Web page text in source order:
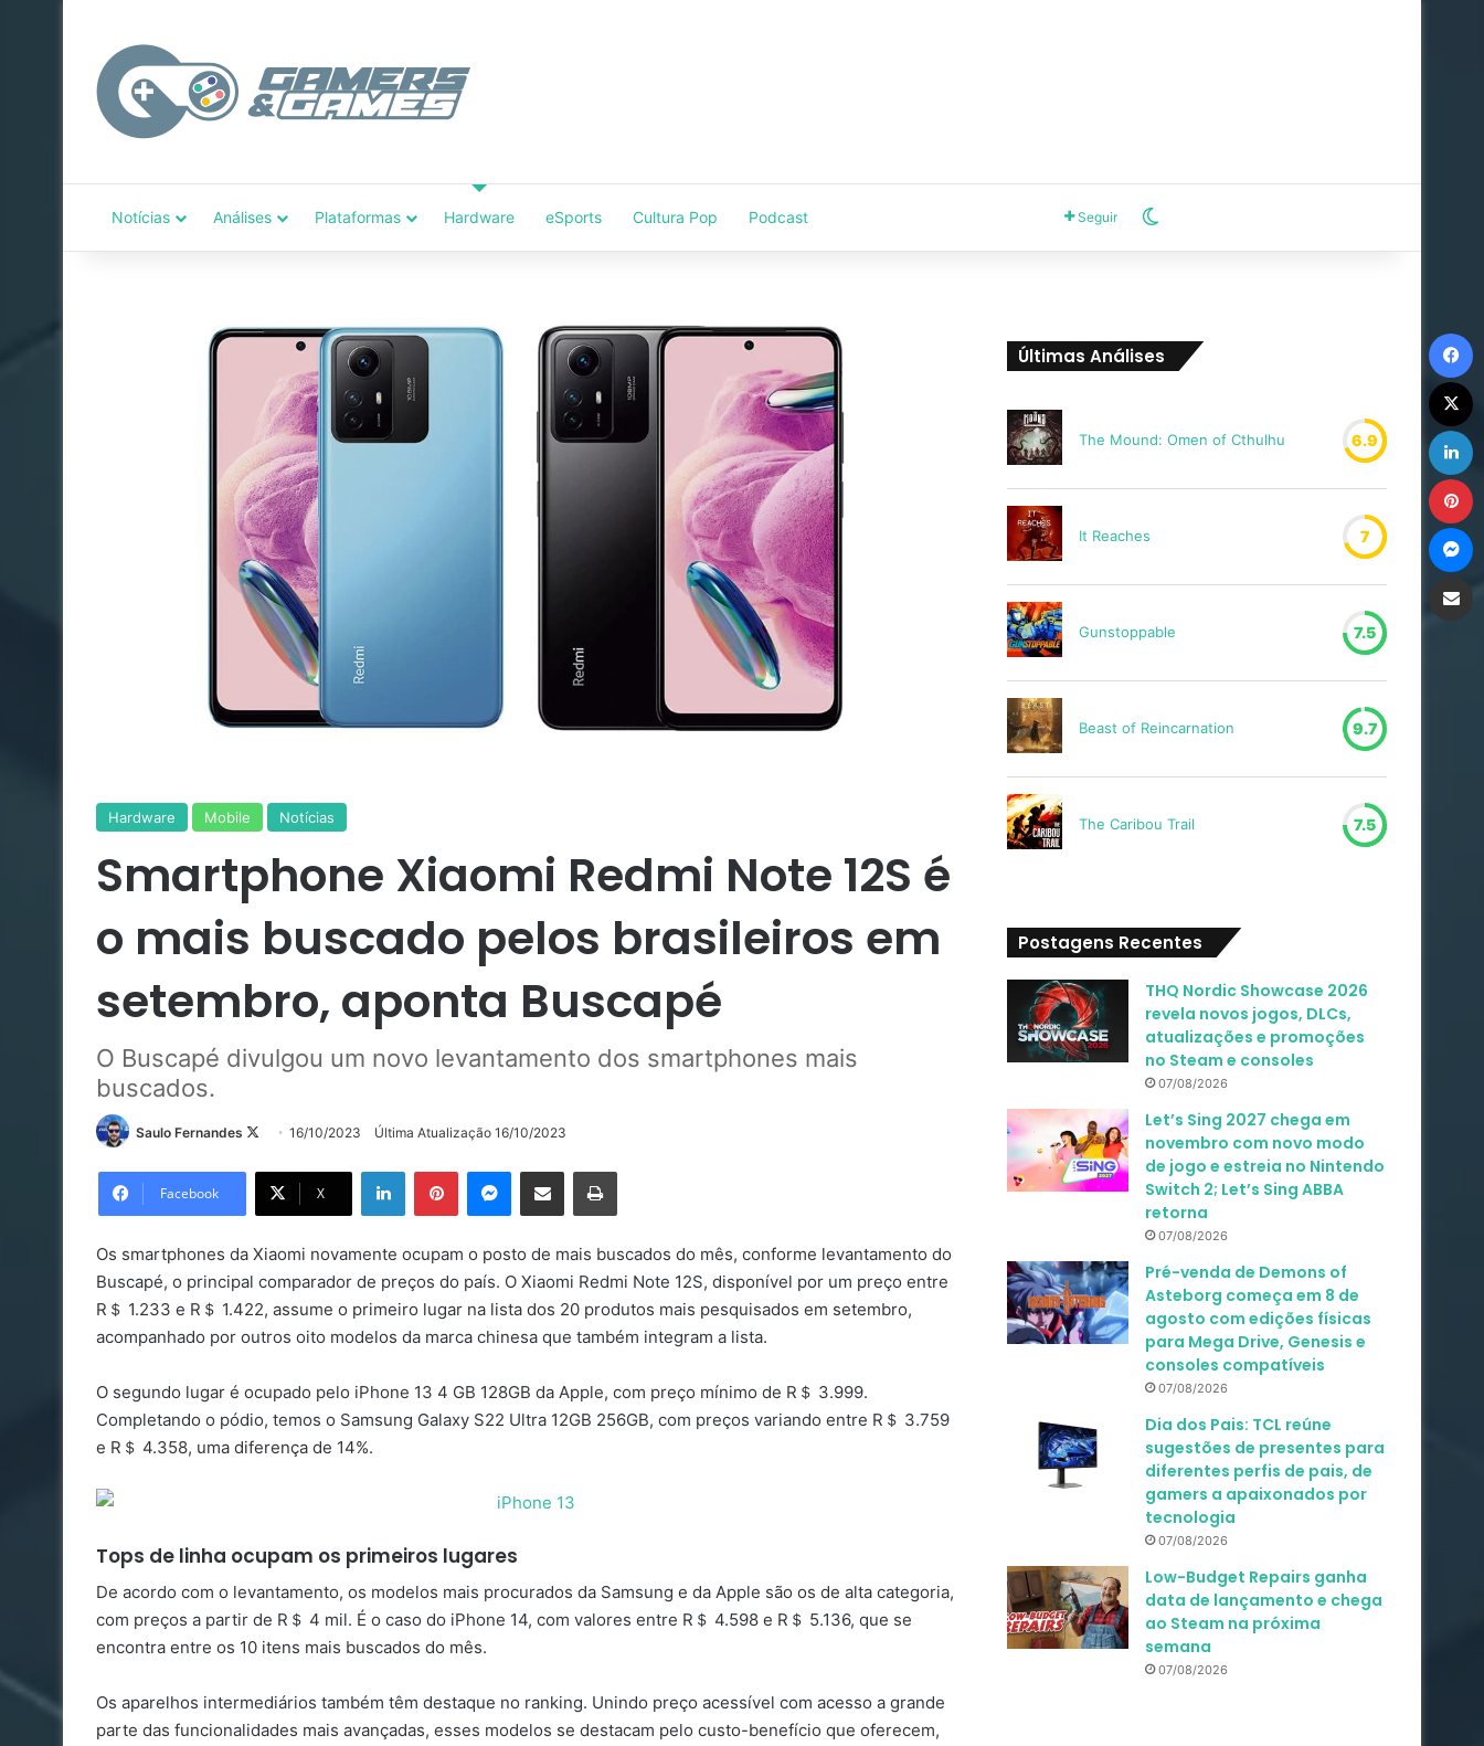
Notícias Análises Plataformas Hardware eSports Cultura Pop Podcast Seguir
Hardware Mobile Notícias
Smartphone Xiaomi Redmi Note 12S é
o mais buscado pelos brasileiros em
setembro, aponta Buscapé
O Buscapé divulgou um novo levantamento dos smartphones mais
buscados.
Saulo Fernandes
Follow16/10/2023 Última Atualização 16/10/2023
Facebook X
LinkedinPinterestMessenger
Compartilhar via e-mail Imprimir
Os smartphones da Xiaomi novamente ocupam o posto de mais buscados do mês, conforme levantamento do
Buscapé, o principal comparador de preços do país. O Xiaomi Redmi Note 12S, disponível por um preço entre
R＄ 1.233 e R＄ 1.422, assume o primeiro lugar na lista dos 20 produtos mais pesquisados em setembro,
acompanhado por outros oito modelos da marca chinesa que também integram a lista.
O segundo lugar é ocupado pelo iPhone 13 4 GB 128GB da Apple, com preço mínimo de R＄ 3.999.
Completando o pódio, temos o Samsung Galaxy S22 Ultra 12GB 256GB, com preços variando entre R＄ 3.759
e R＄ 4.358, uma diferença de 14%.
Tops de linha ocupam os primeiros lugares
De acordo com o levantamento, os modelos mais procurados da Samsung e da Apple são os de alta categoria,
com preços a partir de R＄ 4 mil. É o caso do iPhone 14, com valores entre R＄ 4.598 e R＄ 5.136, que se
encontra entre os 10 itens mais buscados do mês.
Os aparelhos intermediários também têm destaque no ranking. Unindo preço acessível com acesso a grande
parte das funcionalidades mais avançadas, esses modelos se destacam pelo custo-benefício que oferecem,
Últimas Análises
The Mound: Omen of Cthulhu 6.9
It Reaches 7
Gunstoppable 7.5
Beast of Reincarnation 9.7
The Caribou Trail 7.5
Postagens Recentes
THQ Nordic Showcase 2026
revela novos jogos, DLCs,
atualizações e promoções
no Steam e consoles
07/08/2026
Let’s Sing 2027 chega em
novembro com novo modo
de jogo e estreia no Nintendo
Switch 2; Let’s Sing ABBA
retorna
07/08/2026
Pré-venda de Demons of
Asteborg começa em 8 de
agosto com edições físicas
para Mega Drive, Genesis e
consoles compatíveis
07/08/2026
Dia dos Pais: TCL reúne
sugestões de presentes para
diferentes perfis de pais, de
gamers a apaixonados por
tecnologia
07/08/2026
Low-Budget Repairs ganha
data de lançamento e chega
ao Steam na próxima
semana
07/08/2026